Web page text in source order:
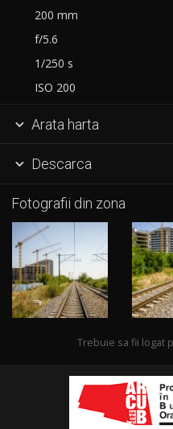
200 mm
f/5.6
1/250 s
ISO 200
 Arata harta
 Descarca
Fotografii din zona
Trebuie sa fii logat